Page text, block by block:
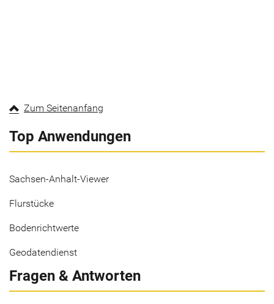
Zum Seitenanfang
Top Anwendungen
Sachsen-Anhalt-Viewer
Flurstücke
Bodenrichtwerte
Geodatendienst
Fragen & Antworten